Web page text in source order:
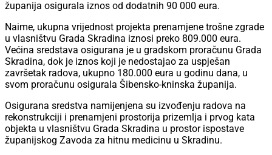
županija osigurala iznos od dodatnih 90 000 eura.
Naime, ukupna vrijednost projekta prenamjene trošne zgrade
u vlasništvu Grada Skradina iznosi preko 809.000 eura.
Većina sredstava osigurana je u gradskom proračunu Grada
Skradina, dok je iznos koji je nedostajao za uspješan
završetak radova, ukupno 180.000 eura u godinu dana, u
svom proračunu osigurala Šibensko-kninska županija.
Osigurana sredstva namijenjena su izvođenju radova na
rekonstrukciji i prenamjeni prostorija prizemlja i prvog kata
objekta u vlasništvu Grada Skradina u prostor ispostave
županijskog Zavoda za hitnu medicinu u Skradinu.